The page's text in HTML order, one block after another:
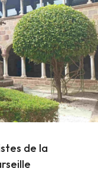
de la